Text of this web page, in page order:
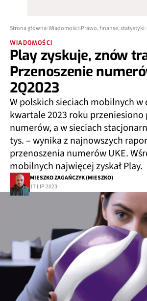
Strona główna Wiadomości Prawo, finanse, statystyki
WIADOMOŚCI
Play zyskuje, znów
Przenoszenie
2Q2023
W polskich sieciach mobilnych w
kwartale 2023 roku przeniesiono
numerów, a w sieciach
tys. – wynika z najnowszych
przenoszenia numerów UKE.
mobilnych najwięcej zyskał Play.
MIESZKO ZAGAŃCZYK (MIESZKO)
17 LIP 2023